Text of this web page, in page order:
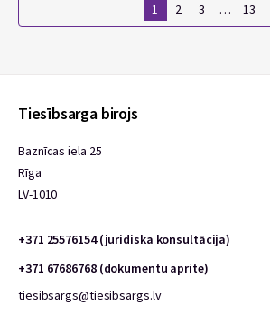
1 2 3 … 13
Tiesībsarga birojs
Baznīcas iela 25
Rīga
LV-1010
+371 25576154 (juridiska konsultācija)
+371 67686768 (dokumentu aprite)
tiesibsargs@tiesibsargs.lv